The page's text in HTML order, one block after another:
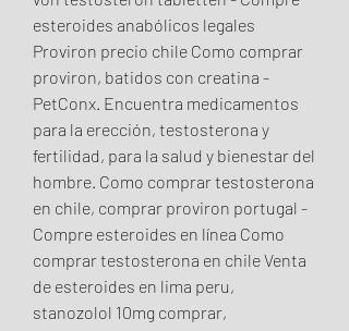
esteroides anabólicos legales
Proviron precio chile Como comprar
proviron, batidos con creatina -
PetConx. Encuentra medicamentos
para la erección, testosterona y
fertilidad, para la salud y bienestar del
hombre. Como comprar testosterona
en chile, comprar proviron portugal -
Compre esteroides en línea Como
comprar testosterona en chile Venta
de esteroides en lima peru,
stanozolol 10mg comprar,